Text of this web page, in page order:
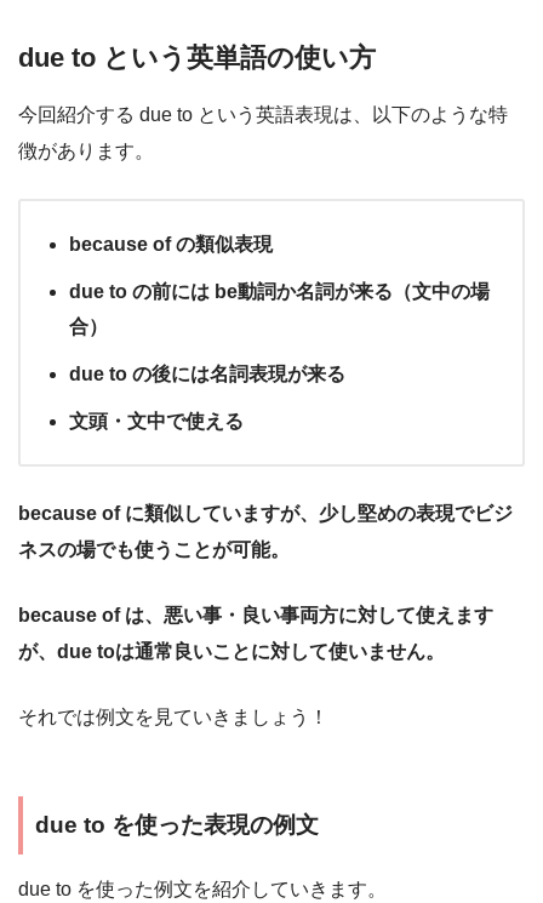
due to という英単語の使い方
今回紹介する due to という英語表現は、以下のような特
徴があります。
because of の類似表現
due to の前には be動詞か名詞が来る（文中の場
合）
due to の後には名詞表現が来る
文頭・文中で使える
because of に類似していますが、少し堅めの表現でビジ
ネスの場でも使うことが可能。
because of は、悪い事・良い事両方に対して使えます
が、due toは通常良いことに対して使いません。
それでは例文を見ていきましょう！
due to を使った表現の例文
due to を使った例文を紹介していきます。